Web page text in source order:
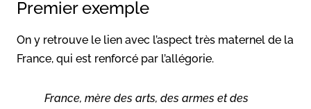
Premier exemple
On y retrouve le lien avec l’aspect très maternel de la
France, qui est renforcé par l’allégorie.
France, mère des arts, des armes et des